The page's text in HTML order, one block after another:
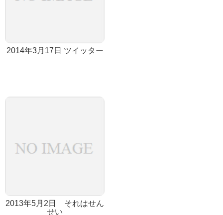
2014年3月17日 ツイッター
2013年5月2日 それはせん
せい